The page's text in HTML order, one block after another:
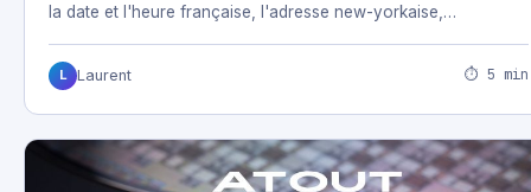
la date et l'heure française, l'adresse new-yorkaise,…
L Laurent ⏱ 5 min